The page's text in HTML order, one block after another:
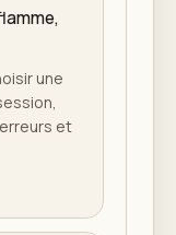
une
et